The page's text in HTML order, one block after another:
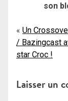
son
de
Un
/ Bazingcast
star Croc !
Laisser un